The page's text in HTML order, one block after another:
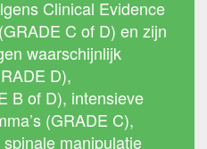
Clinical Evidence
C of D) en zijn
waarschijnlijk
D),
B of D), intensieve
(GRADE C),
manipulatie